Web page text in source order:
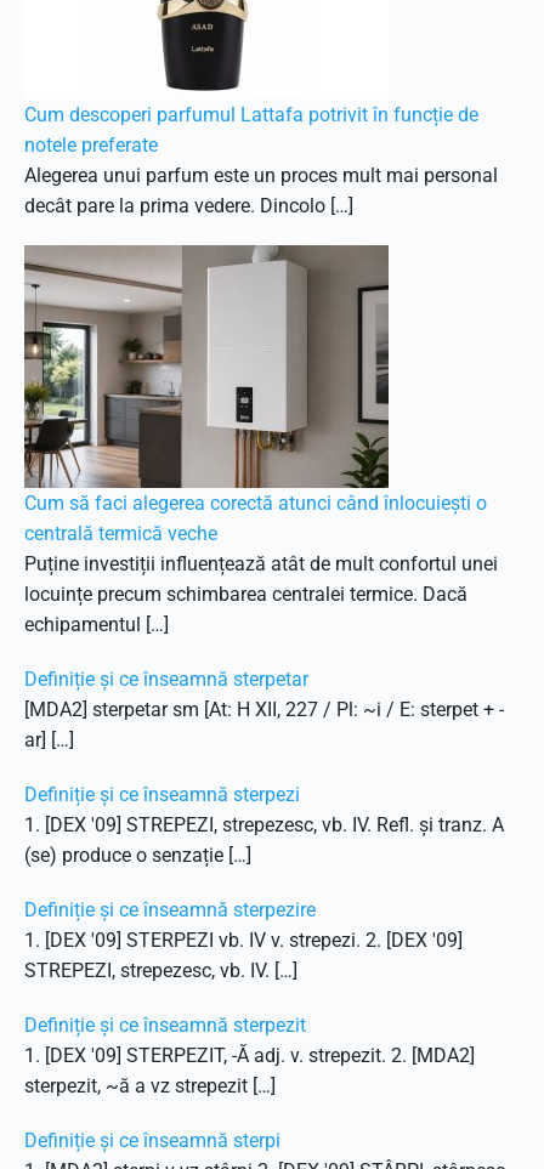
Cum descoperi parfumul Lattafa potrivit în funcție de
notele preferate
Alegerea unui parfum este un proces mult mai personal
decât pare la prima vedere. Dincolo […]
Cum să faci alegerea corectă atunci când înlocuiești o
centrală termică veche
Puține investiții influențează atât de mult confortul unei
locuințe precum schimbarea centralei termice. Dacă
echipamentul […]
Definiție și ce înseamnă sterpetar
[MDA2] sterpetar sm [At: H XII, 227 / Pl: ~i / E: sterpet + -
ar] […]
Definiție și ce înseamnă sterpezi
1. [DEX '09] STREPEZI, strepezesc, vb. IV. Refl. și tranz. A
(se) produce o senzație […]
Definiție și ce înseamnă sterpezire
1. [DEX '09] STERPEZI vb. IV v. strepezi. 2. [DEX '09]
STREPEZI, strepezesc, vb. IV. […]
Definiție și ce înseamnă sterpezit
1. [DEX '09] STERPEZIT, -Ă adj. v. strepezit. 2. [MDA2]
sterpezit, ~ă a vz strepezit […]
Definiție și ce înseamnă sterpi